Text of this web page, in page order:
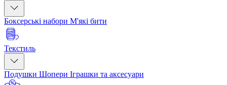
Боксерські набори М'які бити
Текстиль
Подушки Шопери Іграшки та аксесуари